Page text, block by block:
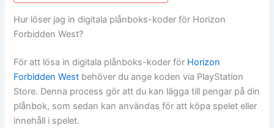
Hur löser jag in digitala plånboks-koder för Horizon
Forbidden West?
För att lösa in digitala plånboks-koder för Horizon
Forbidden West behöver du ange koden via PlayStation
Store. Denna process gör att du kan lägga till pengar på din
plånbok, som sedan kan användas för att köpa spelet eller
innehåll i spelet.